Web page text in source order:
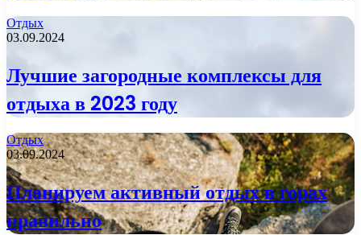
Отдых
03.09.2024
Лучшие загородные комплексы для
отдыха в 2023 году
Отдых
03.09.2024
Планируем активный отдых в горах
правильно